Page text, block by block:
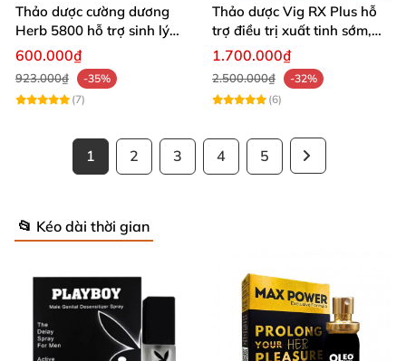
Thảo dược cường dương
Herb 5800 hỗ trợ sinh lý
nam mạnh mẽ kéo dài
600.000₫
923.000₫
-35%
(7)
Thảo dược Vig RX Plus hỗ
trợ điều trị xuất tinh sớm,
tăng cường sinh lý nam
1.700.000₫
2.500.000₫
-32%
(6)
1 2 3 4 5
📂 Kéo dài thời gian